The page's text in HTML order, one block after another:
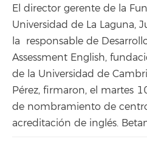
El director gerente de la
Universidad de La Laguna,
la responsable de
Assessment English,
de la Universidad de
Pérez, firmaron, el martes
de nombramiento de
acreditación de inglés.